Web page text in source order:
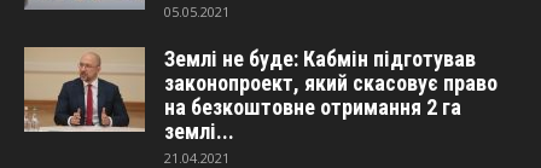
05.05.2021
Землі не буде: Кабмін підготував
законопроект, який скасовує право
на безкоштовне отримання 2 га
землі...
21.04.2021